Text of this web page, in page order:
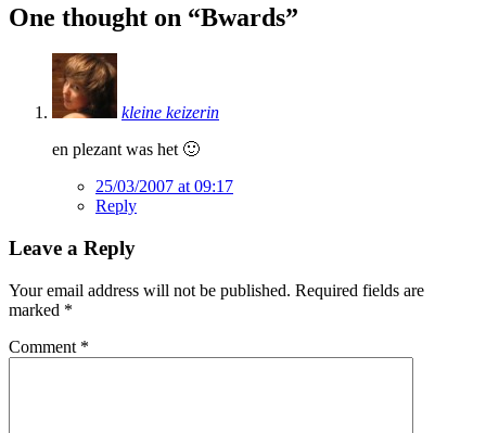
One thought on “Bwards”
kleine keizerin
en plezant was het 🙂
25/03/2007 at 09:17
Reply
Leave a Reply
Your email address will not be published. Required fields are
marked *
Comment *